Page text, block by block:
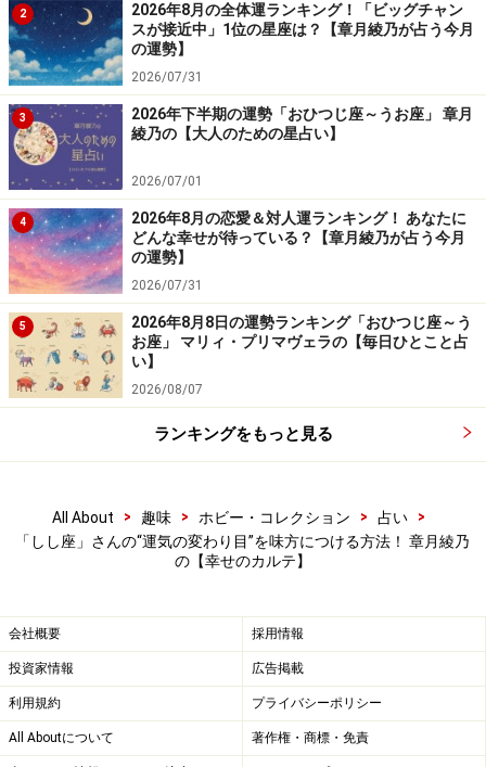
2
2026年8月の全体運ランキング！「ビッグチャン
スが接近中」1位の星座は？【章月綾乃が占う今月
の運勢】
2026/07/31
3
2026年下半期の運勢「おひつじ座～うお座」 章月
綾乃の【大人のための星占い】
2026/07/01
4
2026年8月の恋愛＆対人運ランキング！ あなたに
どんな幸せが待っている？【章月綾乃が占う今月
の運勢】
2026/07/31
5
2026年8月8日の運勢ランキング「おひつじ座～う
お座」 マリィ・プリマヴェラの【毎日ひとこと占
い】
2026/08/07
ランキングをもっと見る
All About > 趣味 > ホビー・コレクション > 占い
>
「しし座」さんの“運気の変わり目”を味方につける方法！ 章月綾乃
の【幸せのカルテ】
会社概要 採用情報
投資家情報 広告掲載
利用規約 プライバシーポリシー
All Aboutについて 著作権・商標・免責